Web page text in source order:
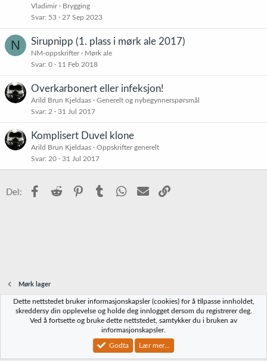
Vladimir
Brygging
Svar 53 27 Sep 2023
N Sirupnipp (1. plass i mørk ale 2017)
NM-oppskrifter
Mørk ale
Svar 0 11 Feb 2018
Overkarbonert eller infeksjon!
Arild Brun Kjeldaas
Generelt og nybegynnerspørsmål
Svar 2 31 Jul 2017
Komplisert Duvel klone
Arild Brun Kjeldaas
Oppskrifter generelt
Svar 20 31 Jul 2017
Del: Facebook
Reddit PinterestTumblr WhatsApp
E-post
Mørk lager
Norbrygg-default
Vilkår og regler Personvernregler
Community platform by XenForo® © 2010-2023 XenForo Ltd.
Dette nettstedet bruker informasjonskapsler (cookies) for å tilpasse innholdet,
skreddersy din opplevelse og holde deg innlogget dersom du registrerer deg.
Ved å fortsette og bruke dette nettstedet, samtykker du i bruken av
informasjonskapsler.
Godta Lær mer...